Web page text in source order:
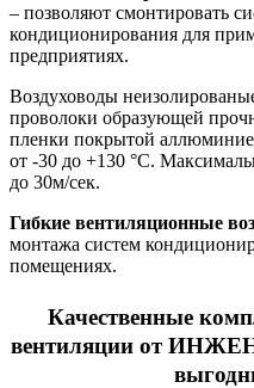
– позволяют смонтировать
кондиционирования для
предприятиях.
Воздуховоды
проволоки образующей
пленки покрытой
от -30 до +130 °С.
до 30м/сек.
Гибкие вентиляционные
монтажа систем
помещениях.
Качественные
вентиляции от